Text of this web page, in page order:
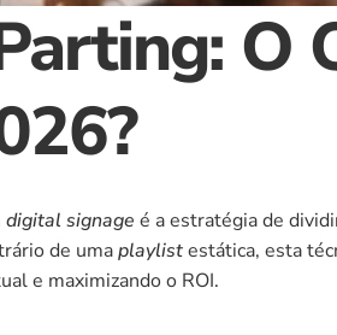
O
digital signage é a estratégia de
de uma playlist estática, esta
e maximizando o ROI.